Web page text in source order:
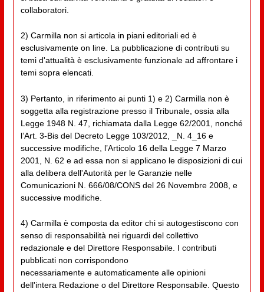
collaboratori.
2) Carmilla non si articola in piani editoriali ed è
esclusivamente on line. La pubblicazione di contributi su
temi d'attualità è esclusivamente funzionale ad affrontare i
temi sopra elencati.
3) Pertanto, in riferimento ai punti 1) e 2) Carmilla non è
soggetta alla registrazione presso il Tribunale, ossia alla
Legge 1948 N. 47, richiamata dalla Legge 62/2001, nonché
l’Art. 3-Bis del Decreto Legge 103/2012, _N. 4_16 e
successive modifiche, l’Articolo 16 della Legge 7 Marzo
2001, N. 62 e ad essa non si applicano le disposizioni di cui
alla delibera dell'Autorità per le Garanzie nelle
Comunicazioni N. 666/08/CONS del 26 Novembre 2008, e
successive modifiche.
4) Carmilla è composta da editor chi si autogestiscono con
senso di responsabilità nei riguardi del collettivo
redazionale e del Direttore Responsabile. I contributi
pubblicati non corrispondono
necessariamente e automaticamente alle opinioni
dell'intera Redazione o del Direttore Responsabile. Questo